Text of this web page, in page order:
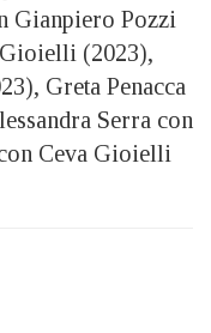
Gianpiero Pozzi
(2023),
Greta Penacca
Serra con
Ceva Gioielli